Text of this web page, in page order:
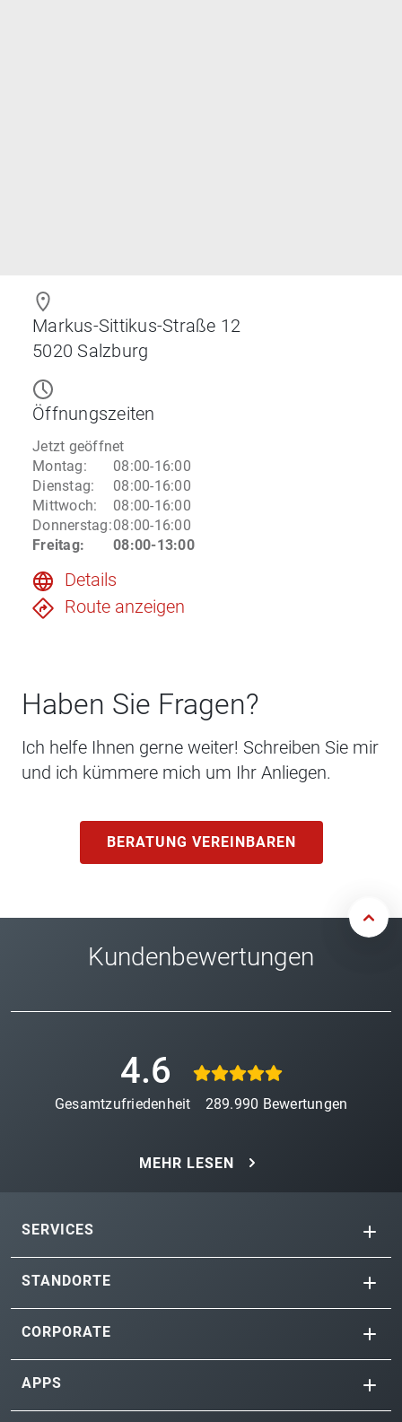
Markus-Sittikus-Straße 12
5020 Salzburg
Öffnungszeiten
Jetzt geöffnet
Montag:
08:00-16:00
Dienstag:
08:00-16:00
Mittwoch:
08:00-16:00
Donnerstag:08:00-16:00
Freitag: 08:00-13:00
Details
Route anzeigen
Haben Sie Fragen?
Ich helfe Ihnen gerne weiter! Schreiben Sie mir
und ich kümmere mich um Ihr Anliegen.
BERATUNG VEREINBAREN
Kundenbewertungen
4.6
Gesamtzufriedenheit 289.990 Bewertungen
MEHR LESEN
SERVICES
STANDORTE
CORPORATE
APPS